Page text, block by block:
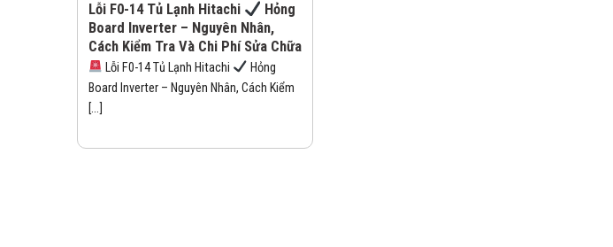
Lỗi F0-14 Tủ Lạnh Hitachi
Hỏng
Board Inverter – Nguyên Nhân,
Cách Kiểm Tra Và Chi Phí Sửa Chữa
Lỗi F0-14 Tủ Lạnh Hitachi
Hỏng
Board Inverter – Nguyên Nhân, Cách Kiểm
[...]